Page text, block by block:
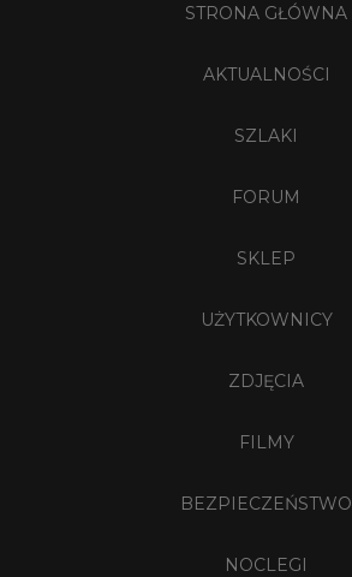
STRONA GŁÓWNA
AKTUALNOŚCI
SZLAKI
FORUM
SKLEP
UŻYTKOWNICY
ZDJĘCIA
FILMY
BEZPIECZEŃSTWO
NOCLEGI